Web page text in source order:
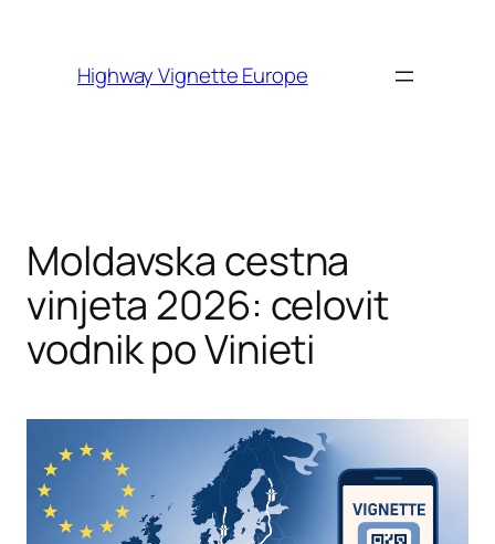
Highway Vignette Europe
Moldavska cestna
vinjeta 2026: celovit
vodnik po Vinieti